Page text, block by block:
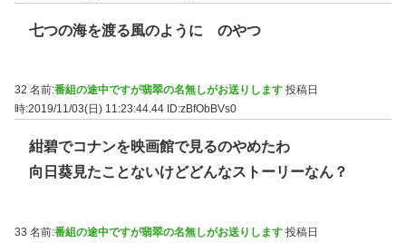
七つの海を渡る風のように のやつ
32 名前:番組の途中ですが翡翠の名無しがお送りします 投稿日
時:2019/11/03(日) 11:23:44.44 ID:zBfObBVs0
紺碧でコナンを映画館で見るのやめたわ
向日葵見たことないけどどんなストーリーなん？
33 名前:番組の途中ですが翡翠の名無しがお送りします 投稿日